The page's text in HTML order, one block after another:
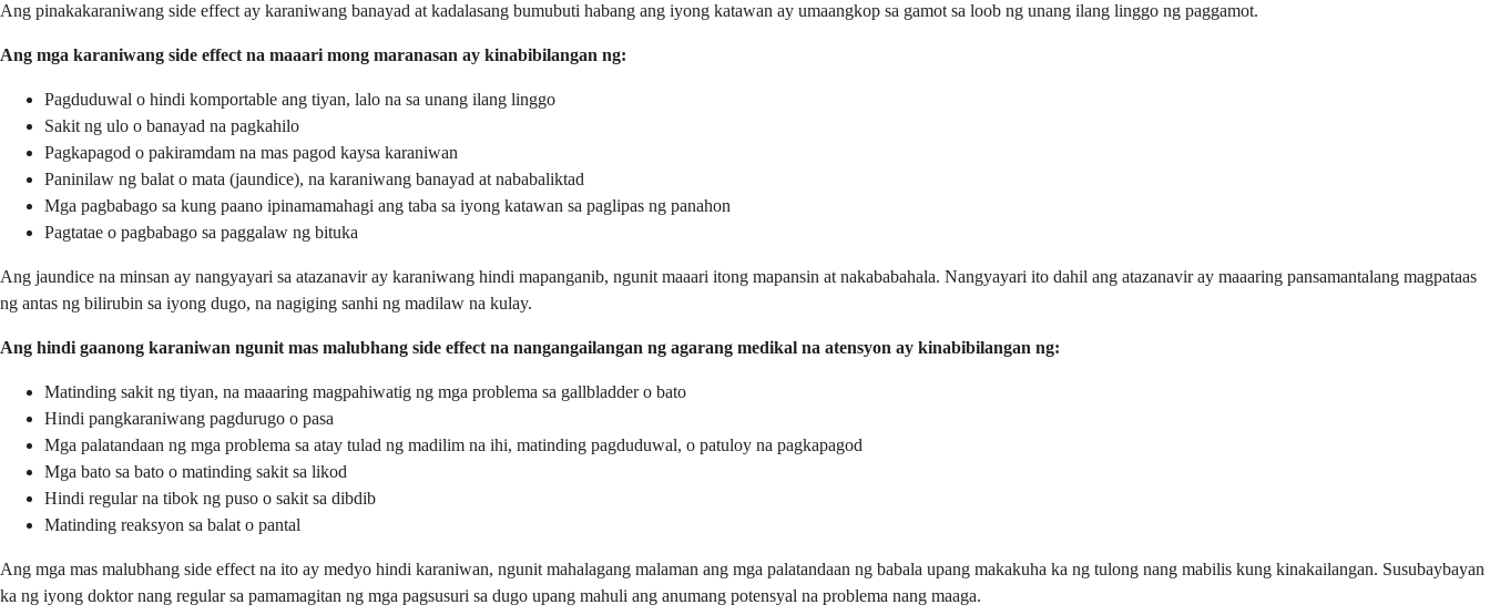
Ang pinakakaraniwang side effect ay karaniwang banayad at kadalasang bumubuti habang ang iyong katawan ay umaangkop sa gamot sa loob ng unang ilang linggo ng paggamot.
Ang mga karaniwang side effect na maaari mong maranasan ay kinabibilangan ng:
Pagduduwal o hindi komportable ang tiyan, lalo na sa unang ilang linggo
Sakit ng ulo o banayad na pagkahilo
Pagkapagod o pakiramdam na mas pagod kaysa karaniwan
Paninilaw ng balat o mata (jaundice), na karaniwang banayad at nababaliktad
Mga pagbabago sa kung paano ipinamamahagi ang taba sa iyong katawan sa paglipas ng panahon
Pagtatae o pagbabago sa paggalaw ng bituka
Ang jaundice na minsan ay nangyayari sa atazanavir ay karaniwang hindi mapanganib, ngunit maaari itong mapansin at nakababahala. Nangyayari ito dahil ang atazanavir ay maaaring pansamantalang magpataas
ng antas ng bilirubin sa iyong dugo, na nagiging sanhi ng madilaw na kulay.
Ang hindi gaanong karaniwan ngunit mas malubhang side effect na nangangailangan ng agarang medikal na atensyon ay kinabibilangan ng:
Matinding sakit ng tiyan, na maaaring magpahiwatig ng mga problema sa gallbladder o bato
Hindi pangkaraniwang pagdurugo o pasa
Mga palatandaan ng mga problema sa atay tulad ng madilim na ihi, matinding pagduduwal, o patuloy na pagkapagod
Mga bato sa bato o matinding sakit sa likod
Hindi regular na tibok ng puso o sakit sa dibdib
Matinding reaksyon sa balat o pantal
Ang mga mas malubhang side effect na ito ay medyo hindi karaniwan, ngunit mahalagang malaman ang mga palatandaan ng babala upang makakuha ka ng tulong nang mabilis kung kinakailangan. Susubaybayan
ka ng iyong doktor nang regular sa pamamagitan ng mga pagsusuri sa dugo upang mahuli ang anumang potensyal na problema nang maaga.